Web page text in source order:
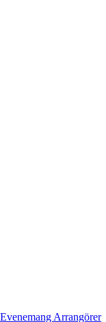
Evenemang Arrangörer